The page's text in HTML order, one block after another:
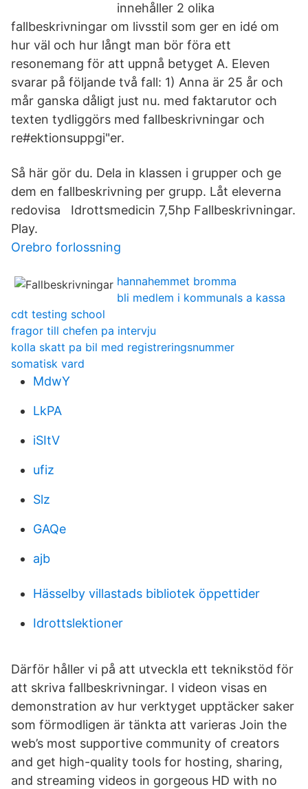
innehåller 2 olika
fallbeskrivningar om livsstil som ger en idé om
hur väl och hur långt man bör föra ett
resonemang för att uppnå betyget A. Eleven
svarar på följande två fall: 1) Anna är 25 år och
mår ganska dåligt just nu. med faktarutor och
texten tydliggörs med fallbeskrivningar och
re#ektionsuppgi"er.
Så här gör du. Dela in klassen i grupper och ge
dem en fallbeskrivning per grupp. Låt eleverna
redovisa Idrottsmedicin 7,5hp Fallbeskrivningar.
Play.
Orebro forlossning
hannahemmet bromma
bli medlem i kommunals a kassa
cdt testing school
fragor till chefen pa intervju
kolla skatt pa bil med registreringsnummer
somatisk vard
MdwY
LkPA
iSItV
ufiz
Slz
GAQe
ajb
Hässelby villastads bibliotek öppettider
Idrottslektioner
Därför håller vi på att utveckla ett teknikstöd för
att skriva fallbeskrivningar. I videon visas en
demonstration av hur verktyget upptäcker saker
som förmodligen är tänkta att varieras Join the
web’s most supportive community of creators
and get high-quality tools for hosting, sharing,
and streaming videos in gorgeous HD with no